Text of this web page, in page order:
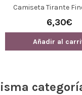
Saint
Guantes